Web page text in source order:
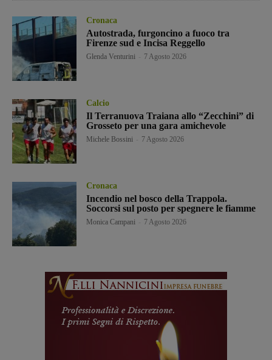
Cronaca
Autostrada, furgoncino a fuoco tra
Firenze sud e Incisa Reggello
Glenda Venturini 7 Agosto 2026
Calcio
Il Terranuova Traiana allo “Zecchini” di
Grosseto per una gara amichevole
Michele Bossini 7 Agosto 2026
Cronaca
Incendio nel bosco della Trappola.
Soccorsi sul posto per spegnere le fiamme
Monica Campani 7 Agosto 2026